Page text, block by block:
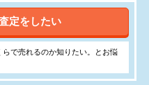
定をしたい
らで売れるのか知りたい。とお悩